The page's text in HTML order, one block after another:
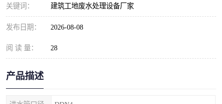
关键词： 建筑工地废水处理设备厂家
发布日期： 2026-08-08
阅 读 量： 28
产品描述
理设备
整形医院污水处理设备
酿酒厂一体化污水处理设
备
生活一体化污水处理设备